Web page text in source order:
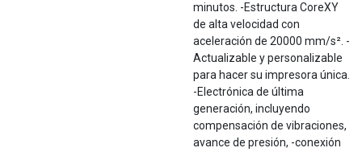
minutos. -Estructura CoreXY
de alta velocidad con
aceleración de 20000 mm/s². -
Actualizable y personalizable
para hacer su impresora única.
-Electrónica de última
generación, incluyendo
compensación de vibraciones,
avance de presión, -conexión